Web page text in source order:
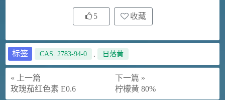
5 收藏
标签 CAS: 2783-94-0 日落黄
« 上一篇
玫瑰茄红色素 E0.6
下一篇 »
柠檬黄 80%